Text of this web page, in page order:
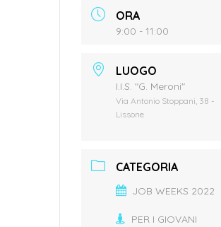
ORA
9:00 - 11:00
LUOGO
I.I.S. "G. Meroni"
Via Antonio Stoppani, 38 -
Lissone
CATEGORIA
JOB WEEKS 2022
PER I GIOVANI